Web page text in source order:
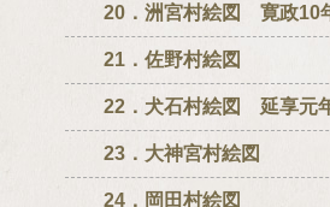
20．洲宮村絵図 寛政10年
21．佐野村絵図
22．犬石村絵図 延享元年
23．大神宮村絵図
24．岡田村絵図